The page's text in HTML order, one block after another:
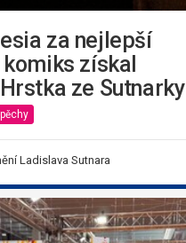
za nejlepší
získal
ze Sutnarky
Ladislava Sutnara